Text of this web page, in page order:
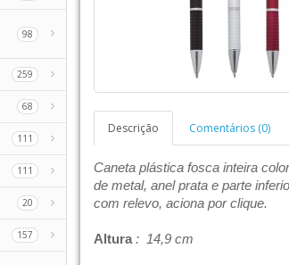
98
259
68
111
111
20
157
Descrição Comentários (0)
Caneta plástica fosca inteira
de metal, anel prata e parte
com relevo, aciona por clique.
Altura: 14,9 cm